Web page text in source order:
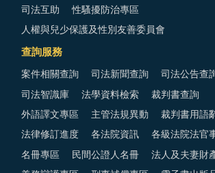
司法互助 性騷擾防治專區
人權與兒少保護及性別友善委員會
查詢服務
案件相關查詢 司法新聞查詢 司法公告查
司法智識庫 法學資料檢索 裁判書查詢
外語譯文專區 主管法規異動 裁判書用語
法律修訂進度 各法院資訊 各級法院法官
名冊專區 民間公證人名冊 法人及夫妻財